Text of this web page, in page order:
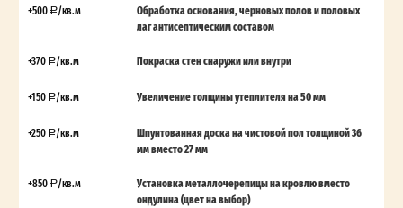
+500 /кв.м
Обработка основания, черновых полов и половых
лаг антисептическим составом
+370 /кв.м Покраска стен снаружи или внутри
+150 /кв.м Увеличение толщины утеплителя на 50 мм
+250 /кв.м
Шпунтованная доска на чистовой пол толщиной 36
мм вместо 27 мм
+850 /кв.м
Установка металлочерепицы на кровлю вместо
ондулина (цвет на выбор)